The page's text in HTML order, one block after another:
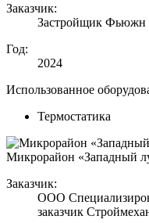
Заказчик:
Застройщик Фьюжн
Год:
2024
Использованное
Термостатика
Микрорайон «‎Западный
Заказчик:
ООО
заказчик